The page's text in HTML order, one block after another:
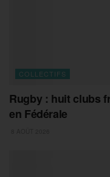
COLLECTIFS
Rugby : huit clubs
en Fédérale